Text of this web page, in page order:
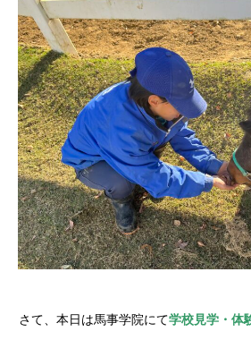
さて、本日は馬事学院にて学校見学・体